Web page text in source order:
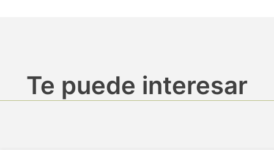
Te puede interesar